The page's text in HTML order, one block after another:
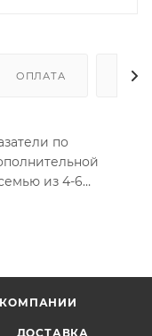
ОПЛАТА
по
из 4-6
ДОСТАВКА